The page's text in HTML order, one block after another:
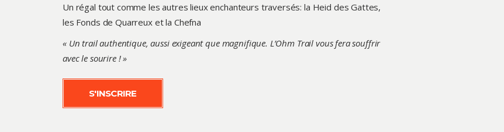
Un régal tout comme les autres lieux enchanteurs traversés: la Heid des Gattes,
les Fonds de Quarreux et la Chefna
« Un trail authentique, aussi exigeant que magnifique. L’Ohm Trail vous fera souffrir
avec le sourire ! »
S'INSCRIRE